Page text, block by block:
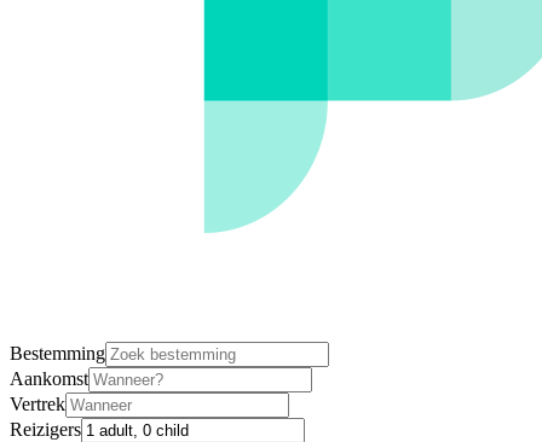
Bestemming
Aankomst
Vertrek
Reizigers